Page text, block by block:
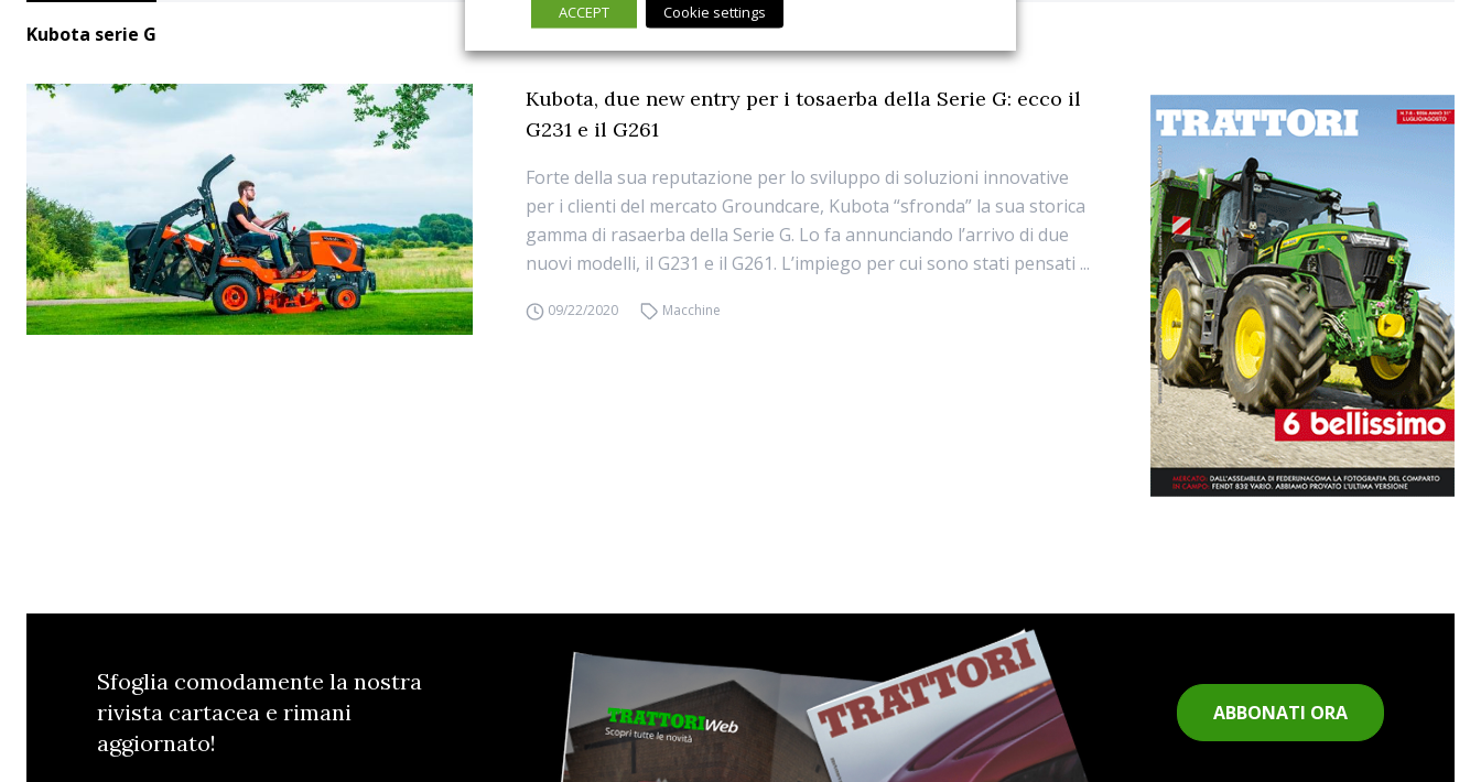
Kubota serie G
Kubota, due new entry per i tosaerba della Serie G: ecco il
G231 e il G261
Forte della sua reputazione per lo sviluppo di soluzioni innovative
per i clienti del mercato Groundcare, Kubota “sfronda” la sua storica
gamma di rasaerba della Serie G. Lo fa annunciando l’arrivo di due
nuovi modelli, il G231 e il G261. L’impiego per cui sono stati pensati ...
09/22/2020 Macchine
Sfoglia comodamente la nostra
rivista cartacea e rimani
aggiornato!
ABBONATI ORA
ACCEPT
Cookie settings